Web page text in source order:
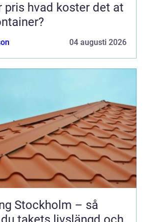
det at
04 augusti 2026
Stockholm – så